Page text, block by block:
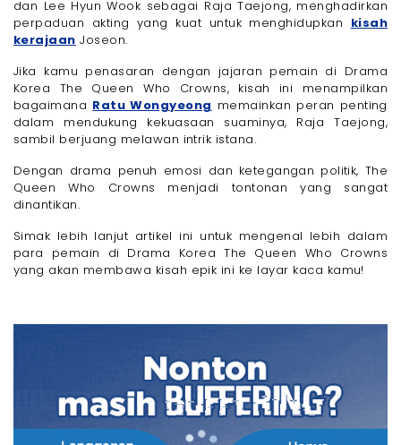
dan Lee Hyun Wook sebagai Raja Taejong, menghadirkan
perpaduan akting yang kuat untuk menghidupkan kisah
kerajaan Joseon.
Jika kamu penasaran dengan jajaran pemain di Drama
Korea The Queen Who Crowns, kisah ini menampilkan
bagaimana Ratu Wongyeong memainkan peran penting
dalam mendukung kekuasaan suaminya, Raja Taejong,
sambil berjuang melawan intrik istana.
Dengan drama penuh emosi dan ketegangan politik, The
Queen Who Crowns menjadi tontonan yang sangat
dinantikan.
Simak lebih lanjut artikel ini untuk mengenal lebih dalam
para pemain di Drama Korea The Queen Who Crowns
yang akan membawa kisah epik ini ke layar kaca kamu!